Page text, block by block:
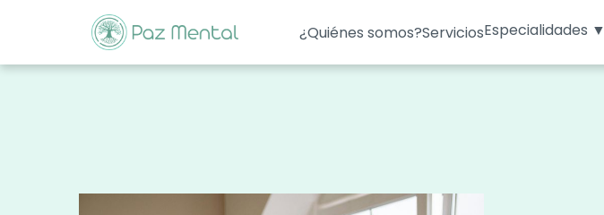
¿Quiénes somos?ServiciosEspecialidades ▼